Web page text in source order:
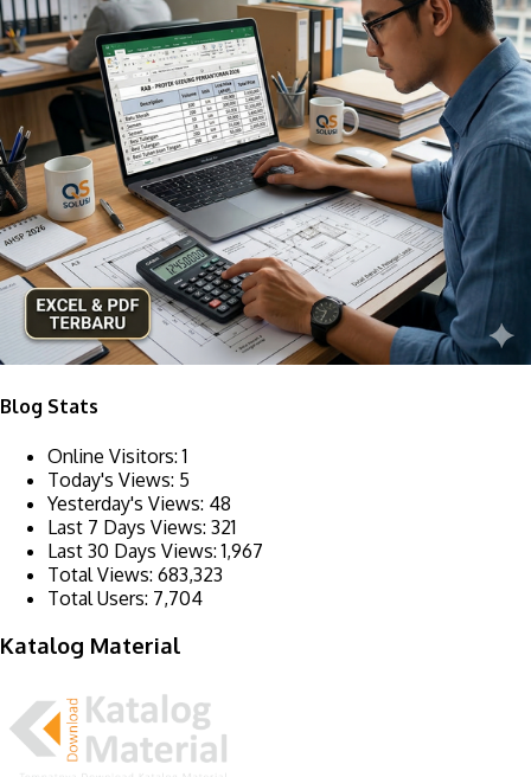
Blog Stats
Online Visitors:1
Today's Views: 5
Yesterday's Views: 48
Last 7 Days Views: 321
Last 30 Days Views:1,967
Total Views: 683,323
Total Users: 7,704
Katalog Material